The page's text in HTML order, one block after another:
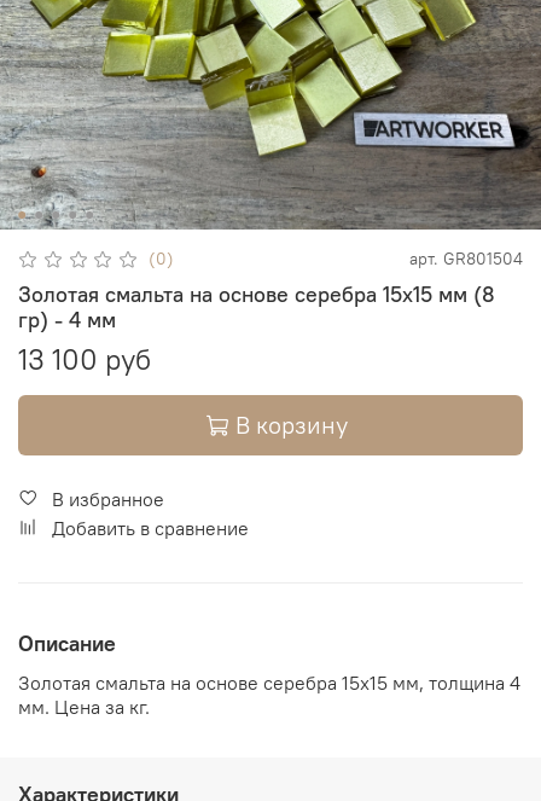
(0) арт. GR801504
Золотая смальта на основе серебра 15х15 мм (8
гр) - 4 мм
13 100 руб
В корзину
В избранное
Добавить в сравнение
Описание
Золотая смальта на основе серебра 15х15 мм, толщина 4
мм. Цена за кг.
Характеристики